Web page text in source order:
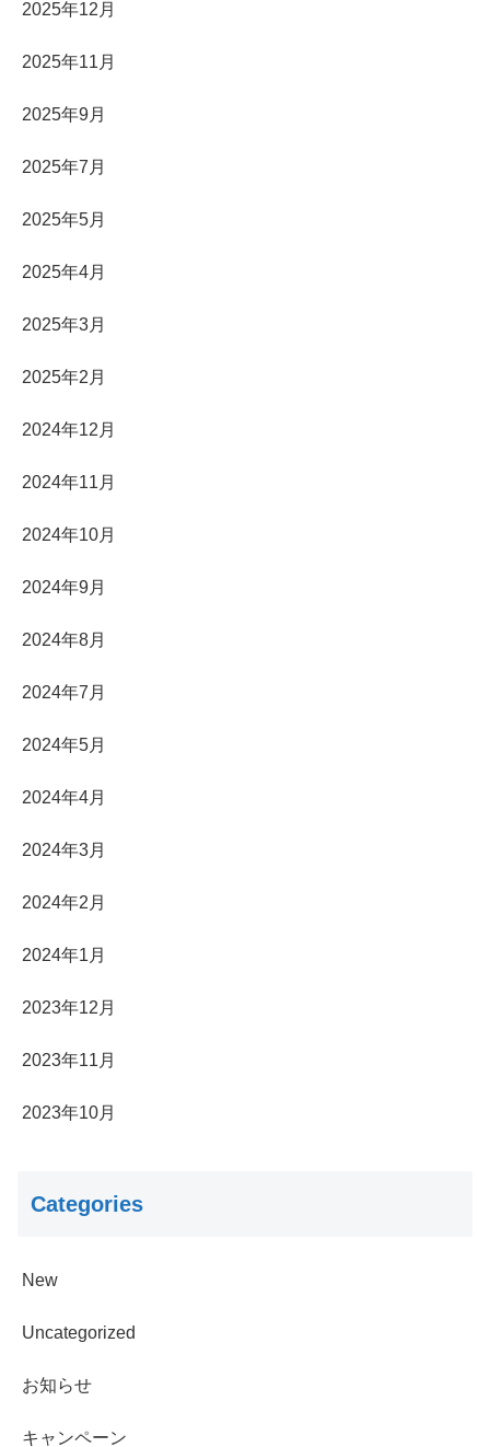
2025年12月
2025年11月
2025年9月
2025年7月
2025年5月
2025年4月
2025年3月
2025年2月
2024年12月
2024年11月
2024年10月
2024年9月
2024年8月
2024年7月
2024年5月
2024年4月
2024年3月
2024年2月
2024年1月
2023年12月
2023年11月
2023年10月
Categories
New
Uncategorized
お知らせ
キャンペーン